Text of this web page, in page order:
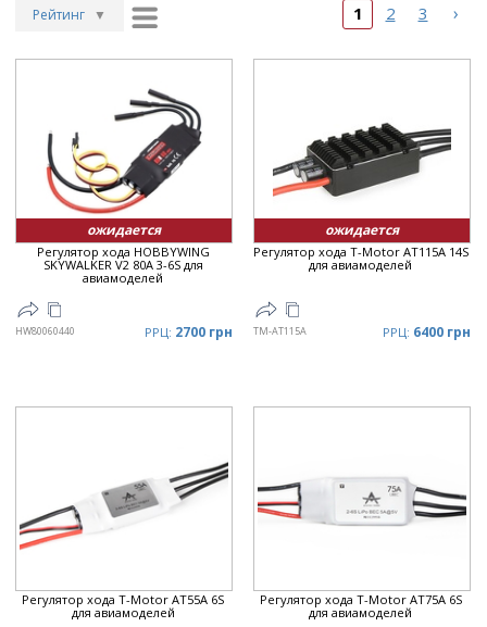
Рейтинг ▼
Цена
Цена
▼
1 2 3 ›
ожидается
Регулятор хода HOBBYWING
SKYWALKER V2 80A 3-6S для
авиамоделей
HW80060440 РРЦ: 2700 грн
ожидается
Регулятор хода T-Motor AT115A 14S
для авиамоделей
TM-AT115A РРЦ: 6400 грн
Регулятор хода T-Motor AT55A 6S
для авиамоделей
Регулятор хода T-Motor AT75A 6S
для авиамоделей